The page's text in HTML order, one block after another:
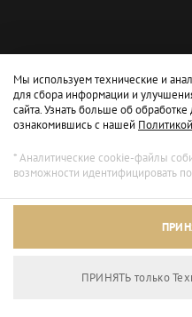
Мы используем технические и
для сбора информации и
сайта. Узнать больше об
ознакомившись с нашей
* Аналитические cookie-файлы
возможности идентифицировать
ПРИНЯТЬ только